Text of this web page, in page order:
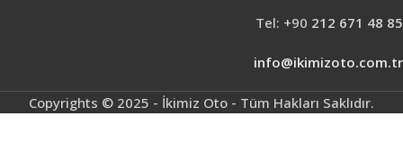
Tel: +90 212 671 48 85
info@ikimizoto.com.tr
Copyrights © 2025 - İkimiz Oto - Tüm Hakları Saklıdır.